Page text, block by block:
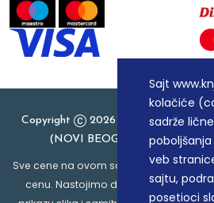
Sajt
kolačiće
sadrže
veb
sajtu,
posetioci
Copyright
2026 Knjizara.com -
(NOVI BEOGRAD), PIB:
Sve cene na ovom sajtu iskazane su u
cenu. Nastojimo da budemo što